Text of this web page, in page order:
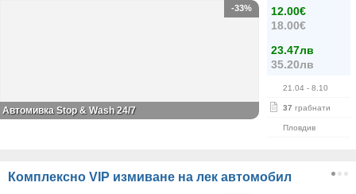
12.00€
18.00€
23.47лв
35.20лв
21.04 - 8.10
37 грабнати
Пловдив
-33%
Автомивка Stop & Wash 24/7
Комплексно VIP измиване на лек автомобил